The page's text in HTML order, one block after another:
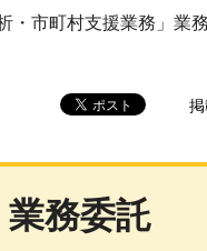
・市町村支援業務」業
業務委託